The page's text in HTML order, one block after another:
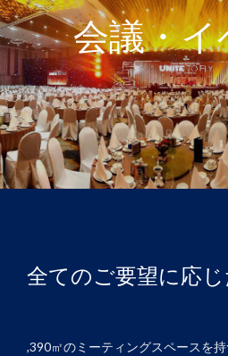
会議・
全てのご要望に応
,390㎡のミーティングスペースを